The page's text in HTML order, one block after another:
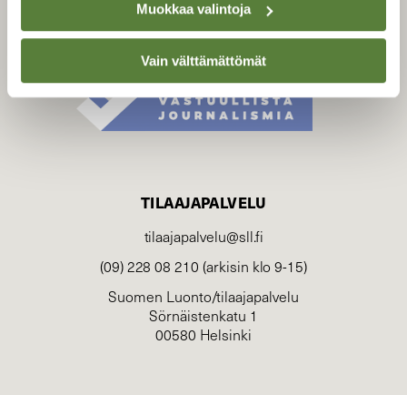
Muokkaa valintoja
Vain välttämättömät
TILAAJAPALVELU
tilaajapalvelu@sll.fi
(09) 228 08 210 (arkisin klo 9-15)
Suomen Luonto/tilaajapalvelu
Sörnäistenkatu 1
00580 Helsinki